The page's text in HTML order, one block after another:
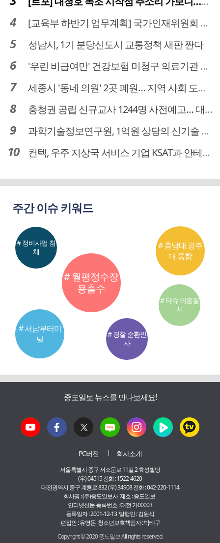
[교육부 하반기 업무계획] 국가인재위원회 신설… 거점국립대 3곳 성장엔진·AI 분야 패키지 지원
성남시, 1기 분당신도시 교통정책 새판 짠다
'우린 비급여만' 건강보험 미청구 의료기관 대전 65곳 충남 31곳
세종시 '동네 의원' 2곳 폐원… 지역 사회 도마 위
충청권 공립 신규교사 1244명 사전예고… 대전 초등 34명서 4명으로
과학기술정보연구원, 1억원 상당의 신기술 기업 이전 완료
컨텍, 우주 지상국 서비스 기업 KSAT과 안테나 6기 계약 체결
주간 이슈 키워드
# 월평정수장
용출수
# 서남부터미
널
# 충남대 공주
대 통합
# 정비사업 침
체
# 경찰 순환인
사
# 타슈 이용질
서
중도일보 뉴스를 만나보세요!
PC버전 회사소개
서울특별시 중구 서소문로 11길 2 효성빌딩
(우) 04515 전화 : 1522-4620
대전광역시 중구 계룡로 832 (우) 34908 전화 : 042-220-1114
회사명 : (주)중도일보사 제호 : 중도일보
인터넷신문 등록번호 : 대전 가00003
등록일자 : 2001-12-13 발행인 : 김원식
편집인 : 유영돈 청소년보호책임자 : 박태구
Copyright © 2020 중도일보 All rights reserved.